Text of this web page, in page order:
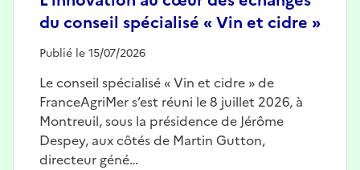
du conseil spécialisé « Vin et cidre »
Publié le 15/07/2026
Le conseil spécialisé « Vin et cidre » de
FranceAgriMer s’est réuni le 8 juillet 2026, à
Montreuil, sous la présidence de Jérôme
Despey, aux côtés de Martin Gutton,
directeur géné…